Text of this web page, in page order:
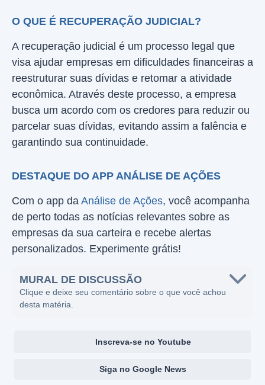
O QUE É RECUPERAÇÃO JUDICIAL?
A recuperação judicial é um processo legal que
visa ajudar empresas em dificuldades financeiras a
reestruturar suas dívidas e retomar a atividade
econômica. Através deste processo, a empresa
busca um acordo com os credores para reduzir ou
parcelar suas dívidas, evitando assim a falência e
garantindo sua continuidade.
DESTAQUE DO APP ANÁLISE DE AÇÕES
Com o app da Análise de Ações, você acompanha
de perto todas as notícias relevantes sobre as
empresas da sua carteira e recebe alertas
personalizados. Experimente grátis!
MURAL DE DISCUSSÃO
Clique e deixe seu comentário sobre o que você achou
desta matéria.
Inscreva-se no Youtube
Siga no Google News